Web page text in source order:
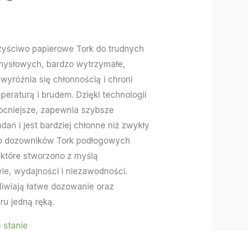
papierowe Tork do trudnych
bardzo wytrzymałe,
się chłonnością i chroni
i brudem. Dzięki technologii
zapewnia szybsze
i jest bardziej chłonne niż zwykły
dozowników Tork podłogowych
stworzono z myślą
wydajności i niezawodności.
łatwe dozowanie oraz
jedną ręką.
stanie